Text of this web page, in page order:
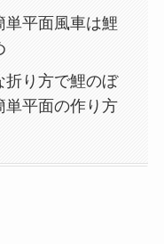
単平面風車は鯉
折り方で鯉のぼ
単平面の作り方